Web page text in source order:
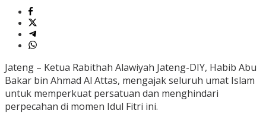
Jateng – Ketua Rabithah Alawiyah Jateng-DIY, Habib Abu
Bakar bin Ahmad Al Attas, mengajak seluruh umat Islam
untuk memperkuat persatuan dan menghindari
perpecahan di momen Idul Fitri ini.